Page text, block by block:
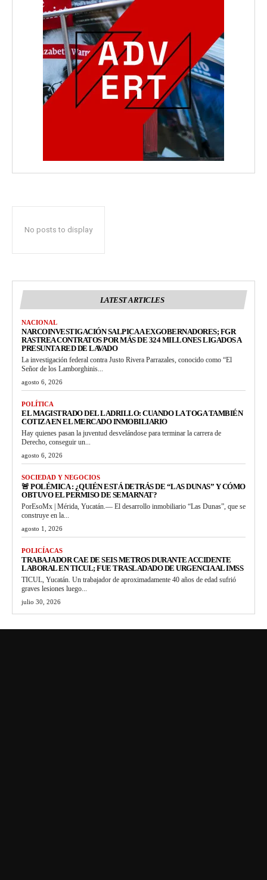
No posts to display
LATEST ARTICLES
NACIONAL
NARCOINVESTIGACIÓN SALPICA A EXGOBERNADORES; FGR
RASTREA CONTRATOS POR MÁS DE 324 MILLONES LIGADOS A
PRESUNTA RED DE LAVADO
La investigación federal contra Justo Rivera Parrazales, conocido como “El
Señor de los Lamborghinis...
agosto 6, 2026
POLÍTICA
EL MAGISTRADO DEL LADRILLO: CUANDO LA TOGA TAMBIÉN
COTIZA EN EL MERCADO INMOBILIARIO
Hay quienes pasan la juventud desvelándose para terminar la carrera de
Derecho, conseguir un...
agosto 6, 2026
SOCIEDAD Y NEGOCIOS
🚨 POLÉMICA : ¿QUIÉN ESTÁ DETRÁS DE “LAS DUNAS” Y CÓMO
OBTUVO EL PERMISO DE SEMARNAT?
PorEsoMx | Mérida, Yucatán.— El desarrollo inmobiliario “Las Dunas”, que se
construye en la...
agosto 1, 2026
POLICÍACAS
TRABAJADOR CAE DE SEIS METROS DURANTE ACCIDENTE
LABORAL EN TICUL; FUE TRASLADADO DE URGENCIA AL IMSS
TICUL, Yucatán. Un trabajador de aproximadamente 40 años de edad sufrió
graves lesiones luego...
julio 30, 2026